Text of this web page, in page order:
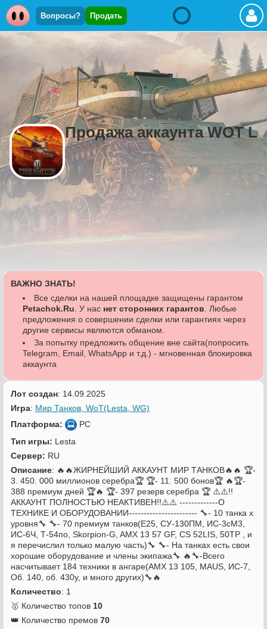
Вопросы? Продать
Продажа аккаунта WOT L
ВАЖНО ЗНАТЬ!
Все сделки на нашей площадке защищены гарантом
Petachok.Ru . У нас нет сторонних гарантов . Любые
предложения о совершении сделки или гарантиях через
другие сервисы являются обманом.
За попытку предложить общение вне сайта(попросить
Telegram, Email, WhatsApp и т.д.) - мгновенная блокировка
аккаунта
Лот создан: 14.09.2025
Игра: Мир Танков, WoT(Lesta, WG)
Платформа:
PC
Тип игры: Lesta
Сервер: RU
Описание: 🔥🔥ЖИРНЕЙШИЙ АККАУНТ МИР ТАНКОВ🔥🔥 🏆-
3. 450. 000 миллионов серебра🏆 🏆- 11. 500 бонов🏆 🔥🏆-
388 премиум дней 🏆🔥 🏆- 397 резерв серебра 🏆 ⚠️⚠️!!
АККАУНТ ПОЛНОСТЬЮ НЕАКТИВЕН!!⚠️⚠️ -------------О
ТЕХНИКЕ И ОБОРУДОВАНИИ----------------------- 🔧- 10 танка х
уровня🔧 🔧- 70 премиум танков(E25, СУ-130ПМ, ИС-3сM3,
ИС-6Ч, Т-54по, Skorpion-G, AMX 13 57 GF, CS 52LIS, 50TP , и
я перечислил только малую часть)🔧 🔧- На танках есть свои
хорошие оборудование и члены экипажа🔧 🔥🔧-Всего
насчитывает 184 техники в ангаре(AMX 13 105, MAUS, ИС-7,
Об. 140, об. 430у, и много других)🔧🔥
Количество: 1
🥇 Количество топов 10
👑 Количество премов 70